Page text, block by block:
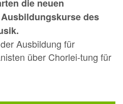
die neuen
des
Ausbildung für
über Chorlei-tung für